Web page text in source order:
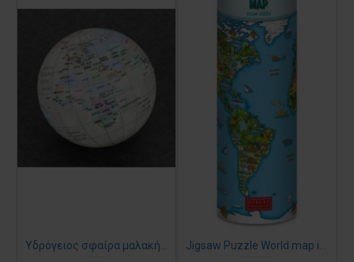
Υδρόγειος σφαίρα μαλακή (7,5 εκ διάμετρος)
Jigsaw Puzzle World map in a tube 500 pieces 57 cm x 43 cm